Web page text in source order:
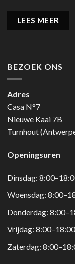
LEES MEER
BEZOEK ONS
Adres
Casa N°7
Nieuwe Kaai 7B
Turnhout
Openingsuren
Dinsdag:
Woensdag:
Donderdag:
Vrijdag: 8:00–18:00
Zaterdag: